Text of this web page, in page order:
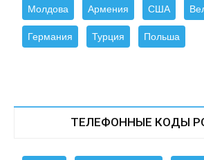
Молдова Армения США
Германия Турция Польша
ТЕЛЕФОННЫЕ КОДЫ